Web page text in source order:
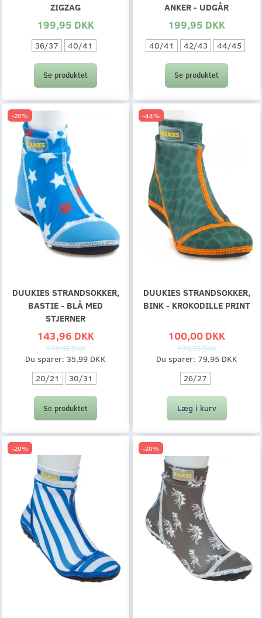
ZIGZAG
199,95 DKK
36/37 40/41
Se produktet
ANKER - UDGÅR
199,95 DKK
40/41 42/43 44/45
Se produktet
-20%
DUUKIES STRANDSOKKER,
BASTIE - BLÅ MED
STJERNER
143,96 DKK
179,95 DKK
Du sparer: 35,99 DKK
20/21
30/31
Se produktet
-44%
DUUKIES STRANDSOKKER,
BINK - KROKODILLE PRINT
100,00 DKK
179,95 DKK
Du sparer: 79,95 DKK
26/27
Læg i kurv
-20% -20%